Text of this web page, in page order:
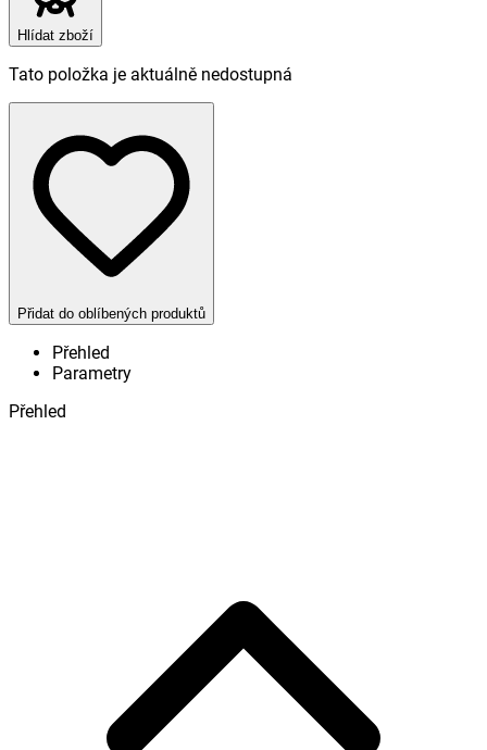
Hlídat zboží
Tato položka je aktuálně nedostupná
Přidat do oblíbených produktů
Přehled
Parametry
Přehled